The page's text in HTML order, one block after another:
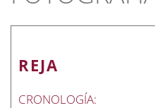
REJA
CRONOLOGÍA: